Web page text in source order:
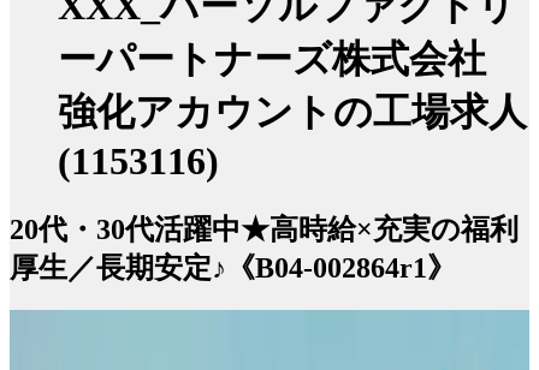
ーパートナーズ株式会社
強化アカウントの工場求人
(1153116)
20代・30代活躍中★高時給×充実の福利
厚生／長期安定♪《B04-002864r1》